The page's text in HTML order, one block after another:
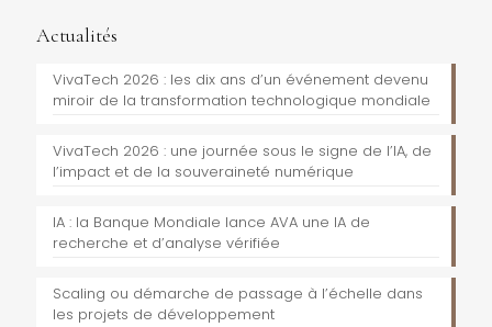
Actualités
VivaTech 2026 : les dix ans d’un événement devenu
miroir de la transformation technologique mondiale
VivaTech 2026 : une journée sous le signe de l’IA, de
l’impact et de la souveraineté numérique
IA : la Banque Mondiale lance AVA une IA de
recherche et d’analyse vérifiée
Scaling ou démarche de passage à l’échelle dans
les projets de développement